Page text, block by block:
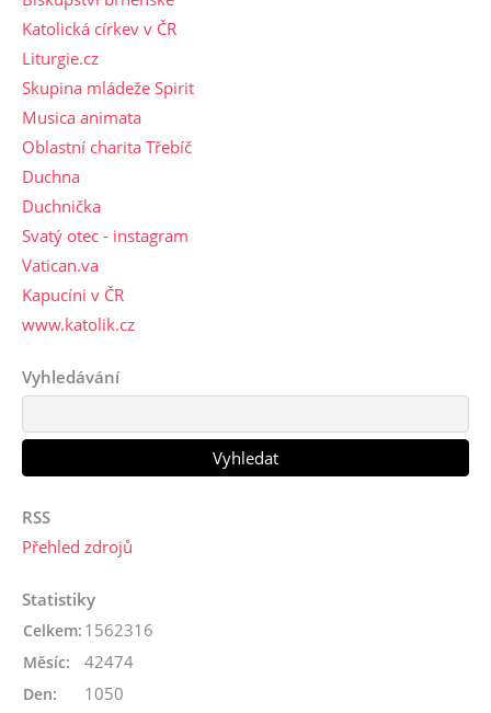
Katolická církev v ČR
Liturgie.cz
Skupina mládeže Spirit
Musica animata
Oblastní charita Třebíč
Duchna
Duchnička
Svatý otec - instagram
Vatican.va
Kapucíni v ČR
www.katolik.cz
Vyhledávání
RSS
Přehled zdrojů
Statistiky
Celkem: 1562316
Měsíc: 42474
Den: 1050